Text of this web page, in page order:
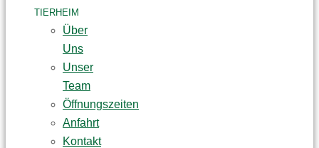
TIERHEIM
Über
Uns
Unser
Team
Öffnungszeiten
Anfahrt
Kontakt